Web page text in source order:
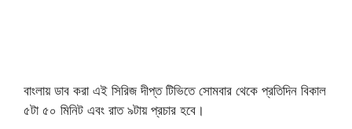
বাংলায় ডাব করা এই সিরিজ দীপ্ত টিভিতে সোমবার থেকে প্রতিদিন বিকাল
৫টা ৫০ মিনিট এবং রাত ৯টায় প্রচার হবে।